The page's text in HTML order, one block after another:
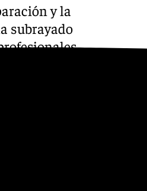
y la
subrayado
se les
y